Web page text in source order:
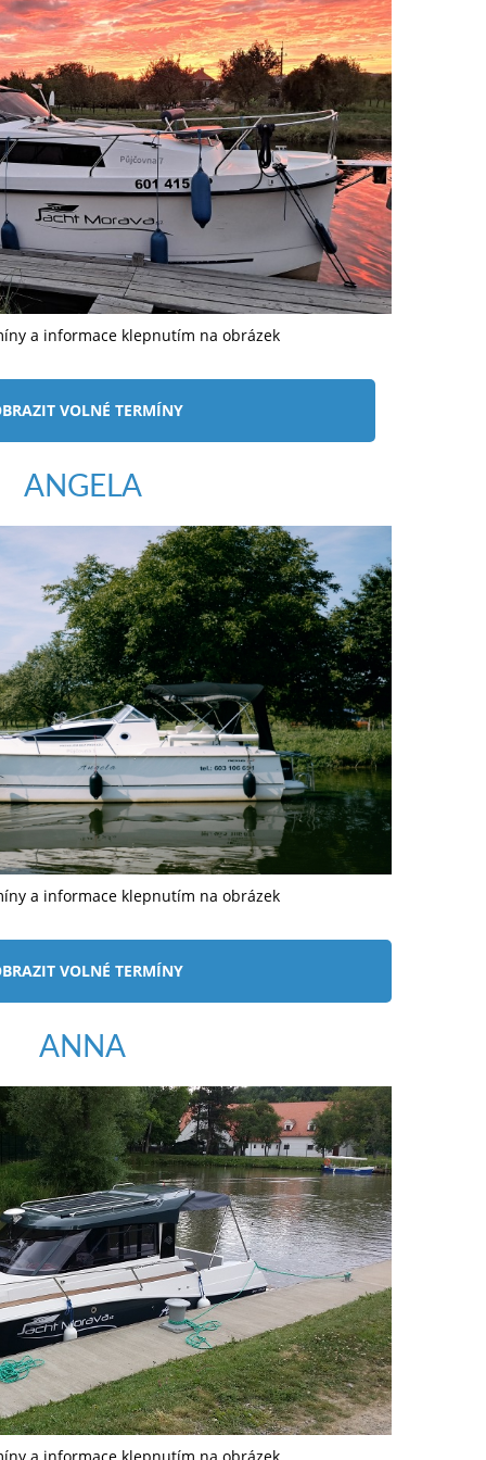
a informace klepnutím na obrázek
VOLNÉ TERMÍNY
ANGELA
a informace klepnutím na obrázek
VOLNÉ TERMÍNY
ANNA